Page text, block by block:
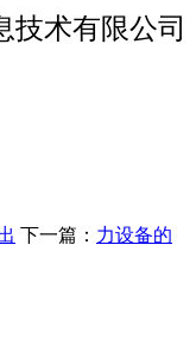
技术有限公司
下一篇： 力设备的